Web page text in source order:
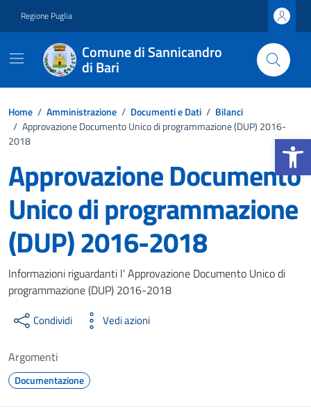
Regione Puglia
Comune di Sannicandro
di Bari
Home / Amministrazione / Documenti e Dati / Bilanci
/ Approvazione Documento Unico di programmazione (DUP) 2016-
2018
Approvazione Documento
Unico di programmazione
(DUP) 2016-2018
Dettagli del documento
Informazioni riguardanti l' Approvazione Documento Unico di
programmazione (DUP) 2016-2018
Condividi Vedi azioni
Argomenti
Documentazione
Apri la